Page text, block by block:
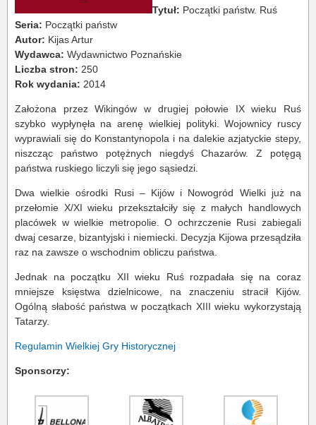
Tytuł: Początki państw. Ruś
Seria: Początki państw
Autor: Kijas Artur
Wydawca: Wydawnictwo Poznańskie
Liczba stron: 250
Rok wydania: 2014
Założona przez Wikingów w drugiej połowie IX wieku Ruś
szybko wypłynęła na arenę wielkiej polityki. Wojownicy ruscy
wyprawiali się do Konstantynopola i na dalekie azjatyckie stepy,
niszcząc państwo potężnych niegdyś Chazarów. Z potęgą
państwa ruskiego liczyli się jego sąsiedzi.
Dwa wielkie ośrodki Rusi – Kijów i Nowogród Wielki już na
przełomie X/XI wieku przekształciły się z małych handlowych
placówek w wielkie metropolie. O ochrzczenie Rusi zabiegali
dwaj cesarze, bizantyjski i niemiecki. Decyzja Kijowa przesądziła
raz na zawsze o wschodnim obliczu państwa.
Jednak na początku XII wieku Ruś rozpadała się na coraz
mniejsze księstwa dzielnicowe, na znaczeniu stracił Kijów.
Ogólną słabość państwa w początkach XIII wieku wykorzystają
Tatarzy.
Regulamin Wielkiej Gry Historycznej
Sponsorzy: